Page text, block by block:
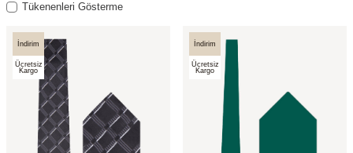
Tükenenleri Gösterme
İndirim
Ücretsiz
Kargo
İndirim
Ücretsiz
Kargo